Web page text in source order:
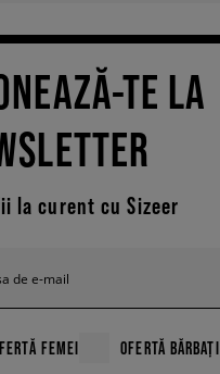
TE LA
la curent cu Sizeer
de e-mail
FEMEI OFERTĂ BĂRBAȚI